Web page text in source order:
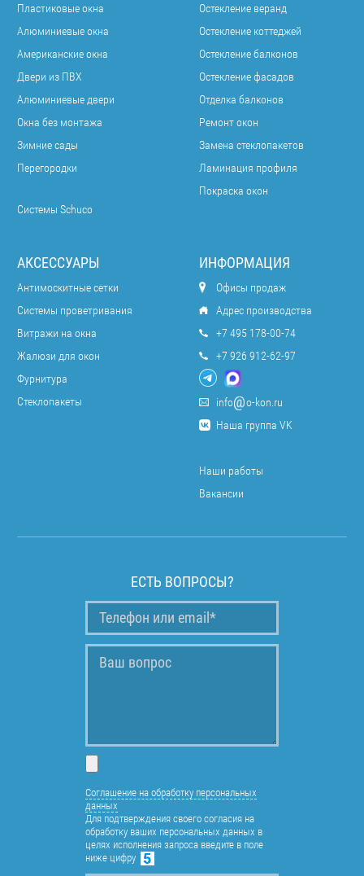
Пластиковые окна
Алюминиевые окна
Американские окна
Двери из ПВХ
Алюминиевые двери
Окна без монтажа
Зимние сады
Перегородки
Системы Schuco
Остекление веранд
Остекление коттеджей
Остекление балконов
Остекление фасадов
Отделка балконов
Ремонт окон
Замена стеклопакетов
Ламинация профиля
Покраска окон
АКСЕССУАРЫ
Антимоскитные сетки
Системы проветривания
Витражи на окна
Жалюзи для окон
Фурнитура
Стеклопакеты
ИНФОРМАЦИЯ
Офисы продаж
Адрес производства
+7 495 178-00-74
+7 926 912-62-97
info
o-kon.ru
Наша группа VK
Наши работы
Вакансии
ЕСТЬ ВОПРОСЫ?
Соглашение на обработку персональных
данных
Для подтверждения своего согласия на
обработку ваших персональных данных в
целях исполнения запроса введите в поле
ниже цифру